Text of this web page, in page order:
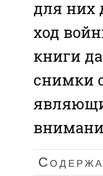
для них
ход
книги
снимки